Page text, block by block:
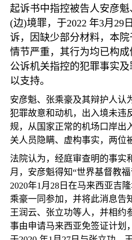
起诉书中指控被告人安彦魁
(边)境罪，于2022 年3月 29
诉，因缺少部分材料，本院
情节严重，其行为均已构成
公诉机关指控的犯罪事实
以支持。
安彦魁、张乘豪及其辩护人认
犯罪故意和动机，出入境未违
规，从国家正常的机场口岸出
关人员隐瞒、虚构事实，两位
法院认为，经庭审查明的事实
月，安彦魁得知“世界基督教
2020年1月 28 日在马来西亚吉
乘豪一同参加，并将此消息告
王润云、张立功等人，并相约
事由申请马来西亚免签证计划